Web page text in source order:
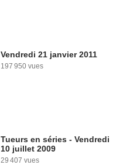
Vendredi 21 janvier 2011
197 950 vues
Tueurs en séries - Vendredi
10 juillet 2009
29 407 vues